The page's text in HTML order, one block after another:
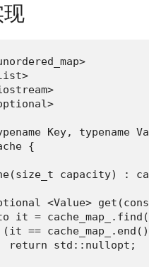
Key, typename
{
capacity) :
<Value>
it =
==
return std::nullopt;